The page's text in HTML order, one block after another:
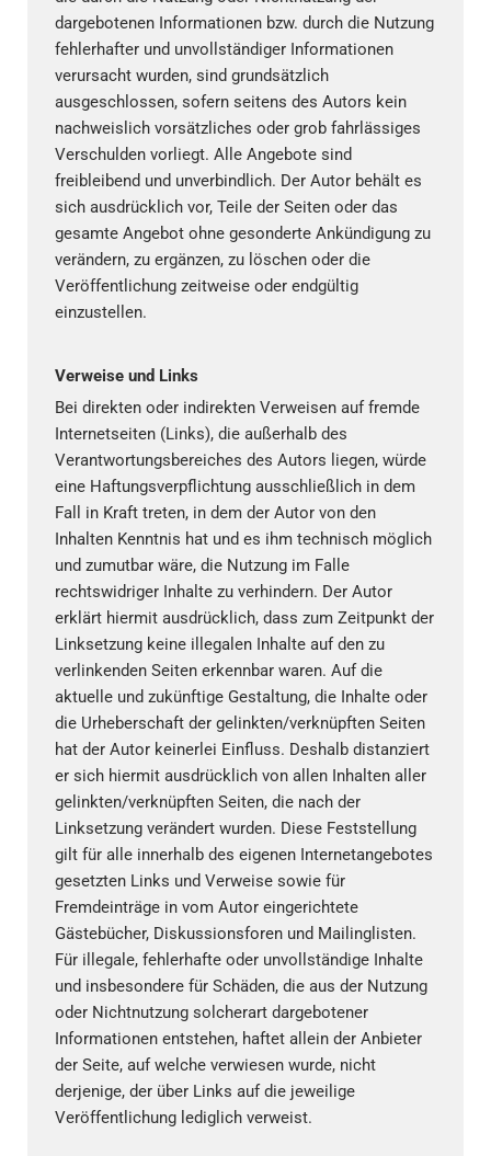
dargebotenen Informationen bzw. durch die Nutzung
fehlerhafter und unvollständiger Informationen
verursacht wurden, sind grundsätzlich
ausgeschlossen, sofern seitens des Autors kein
nachweislich vorsätzliches oder grob fahrlässiges
Verschulden vorliegt. Alle Angebote sind
freibleibend und unverbindlich. Der Autor behält es
sich ausdrücklich vor, Teile der Seiten oder das
gesamte Angebot ohne gesonderte Ankündigung zu
verändern, zu ergänzen, zu löschen oder die
Veröffentlichung zeitweise oder endgültig
einzustellen.
Verweise und Links
Bei direkten oder indirekten Verweisen auf fremde
Internetseiten (Links), die außerhalb des
Verantwortungsbereiches des Autors liegen, würde
eine Haftungsverpflichtung ausschließlich in dem
Fall in Kraft treten, in dem der Autor von den
Inhalten Kenntnis hat und es ihm technisch möglich
und zumutbar wäre, die Nutzung im Falle
rechtswidriger Inhalte zu verhindern. Der Autor
erklärt hiermit ausdrücklich, dass zum Zeitpunkt der
Linksetzung keine illegalen Inhalte auf den zu
verlinkenden Seiten erkennbar waren. Auf die
aktuelle und zukünftige Gestaltung, die Inhalte oder
die Urheberschaft der gelinkten/verknüpften Seiten
hat der Autor keinerlei Einfluss. Deshalb distanziert
er sich hiermit ausdrücklich von allen Inhalten aller
gelinkten/verknüpften Seiten, die nach der
Linksetzung verändert wurden. Diese Feststellung
gilt für alle innerhalb des eigenen Internetangebotes
gesetzten Links und Verweise sowie für
Fremdeinträge in vom Autor eingerichtete
Gästebücher, Diskussionsforen und Mailinglisten.
Für illegale, fehlerhafte oder unvollständige Inhalte
und insbesondere für Schäden, die aus der Nutzung
oder Nichtnutzung solcherart dargebotener
Informationen entstehen, haftet allein der Anbieter
der Seite, auf welche verwiesen wurde, nicht
derjenige, der über Links auf die jeweilige
Veröffentlichung lediglich verweist.